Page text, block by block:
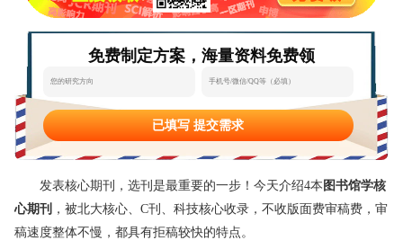
免费制定方案，海量资料免费领
已填写 提交需求
发表核心期刊，选刊是最重要的一步！今天介绍4本 图书馆学核
心期刊 ，被北大核心、C刊、科技核心收录，不收版面费审稿费，审
稿速度整体不慢，都具有拒稿较快的特点。